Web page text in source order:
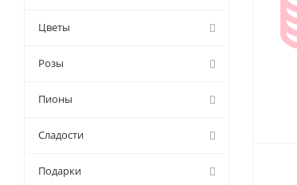
Цветы
Розы
Пионы
Сладости
Подарки